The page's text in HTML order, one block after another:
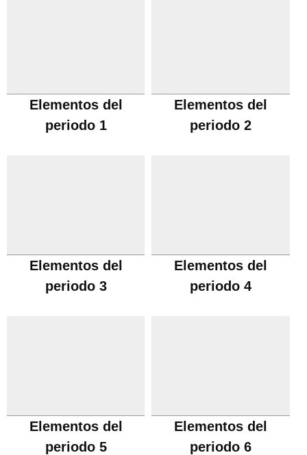
Elementos del
periodo 1
Elementos del
periodo 2
Elementos del
periodo 3
Elementos del
periodo 4
Elementos del
periodo 5
Elementos del
periodo 6